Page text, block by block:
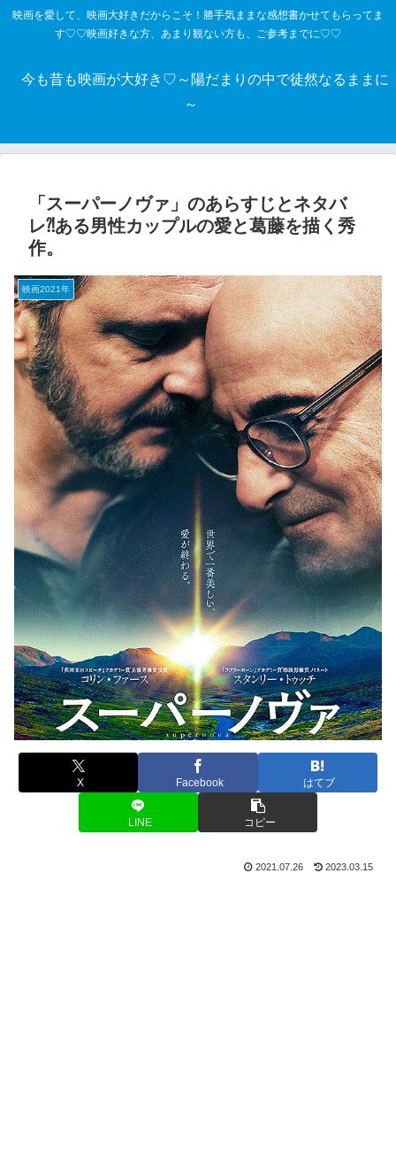
映画を愛して、映画大好きだからこそ！勝手気ままな感想書かせてもらってま
す♡♡映画好きな方、あまり観ない方も、ご参考までに♡♡
今も昔も映画が大好き♡～陽だまりの中で徒然なるままに
～
「スーパーノヴァ」のあらすじとネタバ
レ⁈ある男性カップルの愛と葛藤を描く秀
作。
映画2021年
X Facebook はてブ
LINE コピー
2021.07.26 2023.03.15